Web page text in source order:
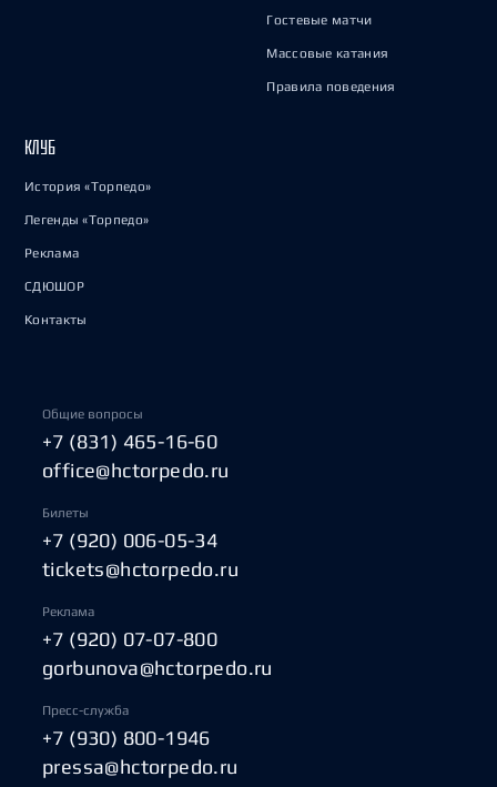
Гостевые матчи
Массовые катания
Правила поведения
КЛУБ
История «Торпедо»
Легенды «Торпедо»
Реклама
СДЮШОР
Контакты
Общие вопросы
+7 (831) 465-16-60
office@hctorpedo.ru
Билеты
+7 (920) 006-05-34
tickets@hctorpedo.ru
Реклама
+7 (920) 07-07-800
gorbunova@hctorpedo.ru
Пресс-служба
+7 (930) 800-1946
pressa@hctorpedo.ru